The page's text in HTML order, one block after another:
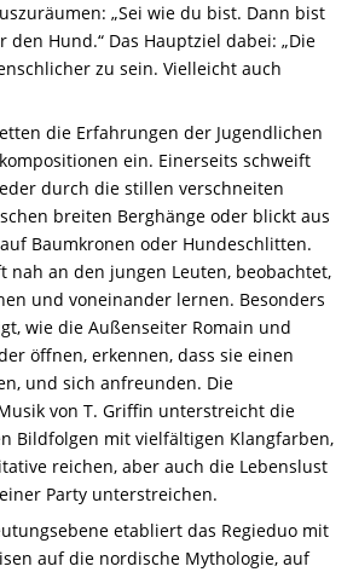
„Sei wie du bist. Dann bist
Hund.“ Das Hauptziel dabei: „Die
zu sein. Vielleicht auch
die Erfahrungen der Jugendlichen
ein. Einerseits schweift
durch die stillen verschneiten
breiten Berghänge oder blickt aus
Baumkronen oder Hundeschlitten.
nah an den jungen Leuten, beobachtet,
und voneinander lernen. Besonders
wie die Außenseiter Romain und
öffnen, erkennen, dass sie einen
und sich anfreunden. Die
von T. Griffin unterstreicht die
Bildfolgen mit vielfältigen Klangfarben,
reichen, aber auch die Lebenslust
Party unterstreichen.
etabliert das Regieduo mit
auf die nordische Mythologie, auf